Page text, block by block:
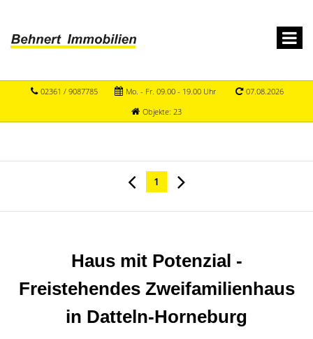
02361 / 9087785 Mo. - Fr. 09.00 - 19.00 Uhr
07.08.2026
Objekte: 23
1
Haus mit Potenzial -
Freistehendes Zweifamilienhaus
in Datteln-Horneburg